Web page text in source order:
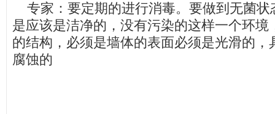
专家：要定期的进行消毒。要做到无菌状
是应该是洁净的，没有污染的这样一个环境
的结构，必须是墙体的表面必须是光滑的，
腐蚀的